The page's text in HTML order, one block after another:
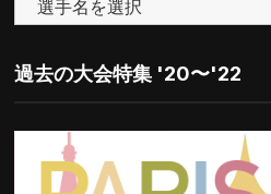
す
過去の大会特集 '20〜'22